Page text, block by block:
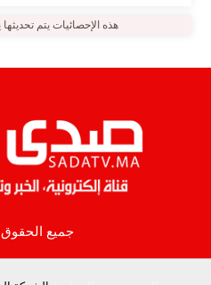
هذه الإحصائيات يتم تحديثها
جميع